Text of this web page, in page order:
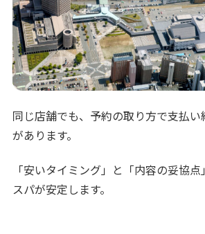
同じ店舗でも、予約の取り方で支払い
があります。
「安いタイミング」と「内容の妥協
スパが安定します。